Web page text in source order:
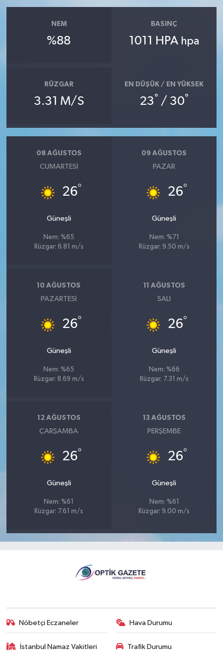
NEM
%88
BASINÇ
1011 HPA hpa
RÜZGAR
3.31 M/S
EN DÜŞÜK / EN YÜKSEK
23° / 30°
08 AĞUSTOS
CUMARTESI
26°
Güneşli
Nem: %65
Rüzgar: 6.81 m/s
09 AĞUSTOS
PAZAR
26°
Güneşli
Nem: %71
Rüzgar: 9.50 m/s
10 AĞUSTOS
PAZARTESI
26°
Güneşli
Nem: %65
Rüzgar: 8.69 m/s
11 AĞUSTOS
SALI
26°
Güneşli
Nem: %66
Rüzgar: 7.31 m/s
12 AĞUSTOS
ÇARŞAMBA
26°
Güneşli
Nem: %61
Rüzgar: 7.61 m/s
13 AĞUSTOS
PERŞEMBE
26°
Güneşli
Nem: %61
Rüzgar: 9.00 m/s
Nöbetçi Eczaneler Hava Durumu
İstanbul Namaz Vakitleri Trafik Durumu